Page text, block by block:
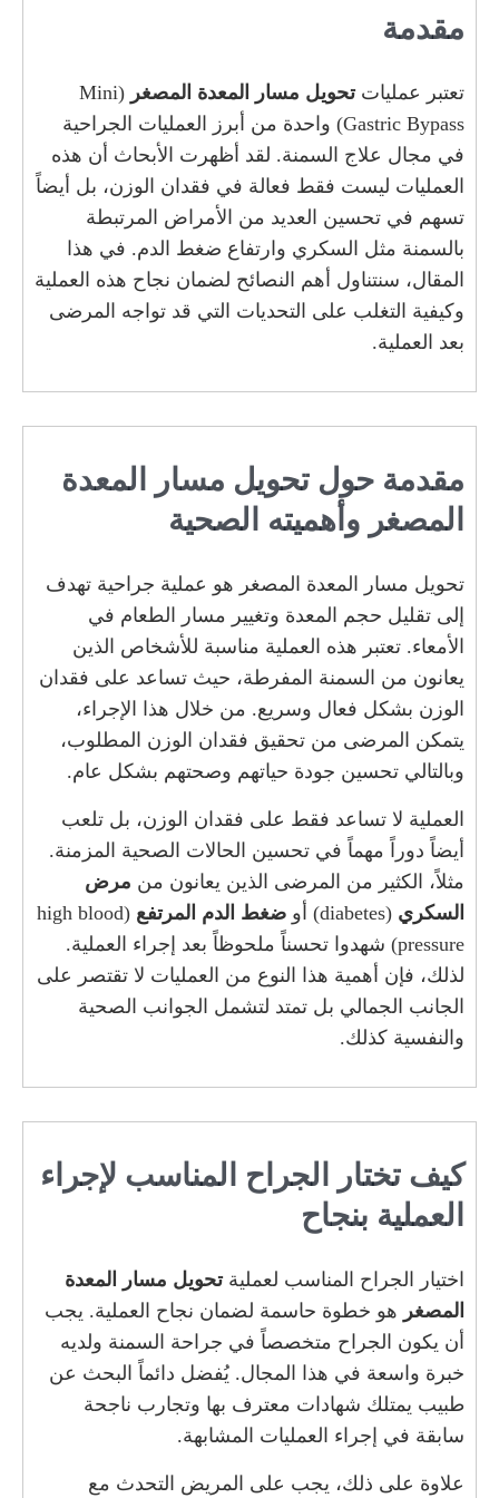
مقدمة
تعتبر عملياتتحويل مسار المعدة المصغر
(Mini
Gastric Bypass) واحدة من أبرز العمليات الجراحية
في مجال علاج السمنة. لقد أظهرت الأبحاث أن هذه
العمليات ليست فقط فعالة في فقدان الوزن، بل أيضاً
تسهم في تحسين العديد من الأمراض المرتبطة
بالسمنة مثل السكري وارتفاع ضغط الدم. في هذا
المقال، سنتناول أهم النصائح لضمان نجاح هذه العملية
وكيفية التغلب على التحديات التي قد تواجه المرضى
بعد العملية.
مقدمة حول تحويل مسار المعدة
المصغر وأهميته الصحية
تحويل مسار المعدة المصغر هو عملية جراحية تهدف
إلى تقليل حجم المعدة وتغيير مسار الطعام في
الأمعاء. تعتبر هذه العملية مناسبة للأشخاص الذين
يعانون من السمنة المفرطة، حيث تساعد على فقدان
الوزن بشكل فعال وسريع. من خلال هذا الإجراء،
يتمكن المرضى من تحقيق فقدان الوزن المطلوب،
وبالتالي تحسين جودة حياتهم وصحتهم بشكل عام.
العملية لا تساعد فقط على فقدان الوزن، بل تلعب
أيضاً دوراً مهماً في تحسين الحالات الصحية المزمنة.
مثلاً، الكثير من المرضى الذين يعانون من مرض
السكري (diabetes) أو ضغط الدم المرتفع (high blood
pressure) شهدوا تحسناً ملحوظاً بعد إجراء العملية.
لذلك، فإن أهمية هذا النوع من العمليات لا تقتصر على
الجانب الجمالي بل تمتد لتشمل الجوانب الصحية
والنفسية كذلك.
كيف تختار الجراح المناسب لإجراء
العملية بنجاح
اختيار الجراح المناسب لعمليةتحويل مسار المعدة
المصغر هو خطوة حاسمة لضمان نجاح العملية. يجب
أن يكون الجراح متخصصاً في جراحة السمنة ولديه
خبرة واسعة في هذا المجال. يُفضل دائماً البحث عن
طبيب يمتلك شهادات معترف بها وتجارب ناجحة
سابقة في إجراء العمليات المشابهة.
علاوة على ذلك، يجب على المريض التحدث مع